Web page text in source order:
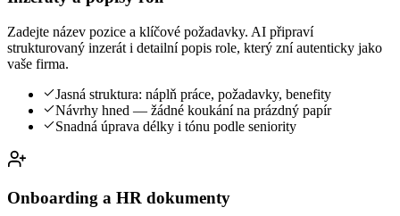
Zadejte název pozice a klíčové požadavky. AI připraví
strukturovaný inzerát i detailní popis role, který zní autenticky jako
vaše firma.
Jasná struktura: náplň práce, požadavky, benefity
Návrhy hned — žádné koukání na prázdný papír
Snadná úprava délky i tónu podle seniority
Onboarding a HR dokumenty